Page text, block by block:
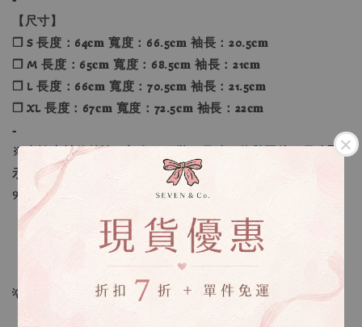
【尺寸】
❐ S 長度：64𝐜𝐦 寬度：66.5𝐜𝐦 袖長：20.5𝐜𝐦
❐ M 長度：65𝐜𝐦 寬度：68.5𝐜𝐦 袖長：21𝐜𝐦
❐ L 長度：66𝐜𝐦 寬度：70.5𝐜𝐦 袖長：21.5𝐜𝐦
❐ XL 長度：67𝐜𝐦 寬度：72.5𝐜𝐦 袖長：22𝐜𝐦
-
※由於素材的特性，顏色、形狀、尺寸可能與照片、尺寸顯
示略有不同。
୨୧----*----*----*----*----*----*----*----*----୨୧
【款式】 ：海軍藍、象牙色、米白色、木炭色、淺灰色
【尺寸】 ：S、M、L、XL
💡訂單依照下單順序為主唷！